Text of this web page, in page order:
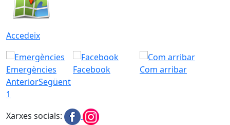
Accedeix
Emergències Facebook
Com arribar
AnteriorSegüent
1
Xarxes socials: